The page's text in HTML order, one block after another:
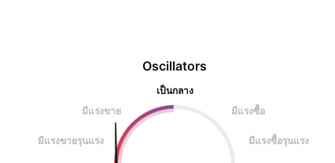
Oscillators
เป็นกลาง
มีแรงขาย
มีแรงซื้อ
มีแรงขายรุนแรง มีแรงซื้อรุนแรง